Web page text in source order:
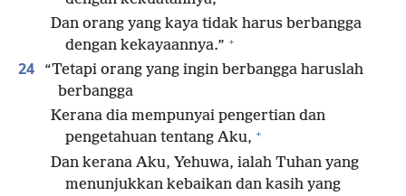
Dan orang yang kaya tidak harus berbangga
dengan kekayaannya.” +
24
“Tetapi orang yang ingin berbangga haruslah
berbangga
Kerana dia mempunyai pengertian dan
pengetahuan tentang Aku, +
Dan kerana Aku, Yehuwa, ialah Tuhan yang
menunjukkan kebaikan dan kasih yang